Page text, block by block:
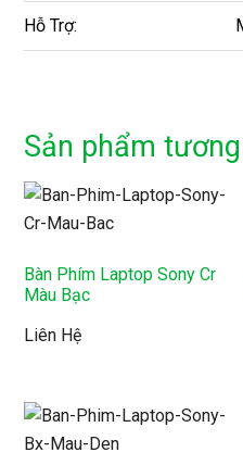
Hỗ Trợ:
Sản phẩm
Bàn Phím Laptop Sony Cr
Màu Bạc
Liên Hệ